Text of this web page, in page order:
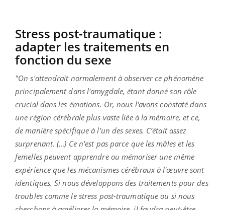
Stress post-traumatique :
adapter les traitements en
fonction du sexe
"On s'attendrait normalement à observer ce phénomène
principalement dans l'amygdale, étant donné son rôle
crucial dans les émotions. Or, nous l'avons constaté dans
une région cérébrale plus vaste liée à la mémoire, et ce,
de manière spécifique à l'un des sexes. C’était assez
surprenant. (…) Ce n'est pas parce que les mâles et les
femelles peuvent apprendre ou mémoriser une même
expérience que les mécanismes cérébraux à l'œuvre sont
identiques. Si nous développons des traitements pour des
troubles comme le stress post-traumatique ou si nous